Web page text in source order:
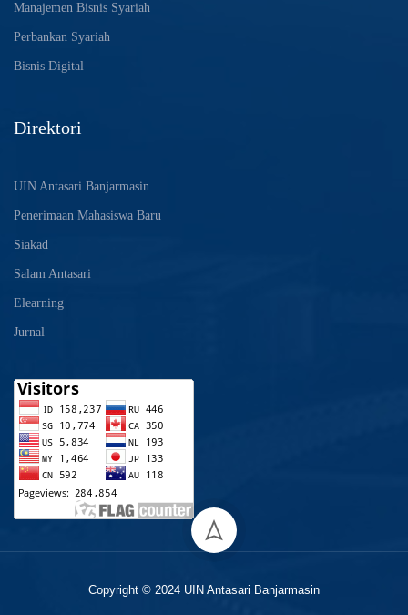
Manajemen Bisnis Syariah
Perbankan Syariah
Bisnis Digital
Direktori
UIN Antasari Banjarmasin
Penerimaan Mahasiswa Baru
Siakad
Salam Antasari
Elearning
Jurnal
Copyright © 2024 UIN Antasari Banjarmasin